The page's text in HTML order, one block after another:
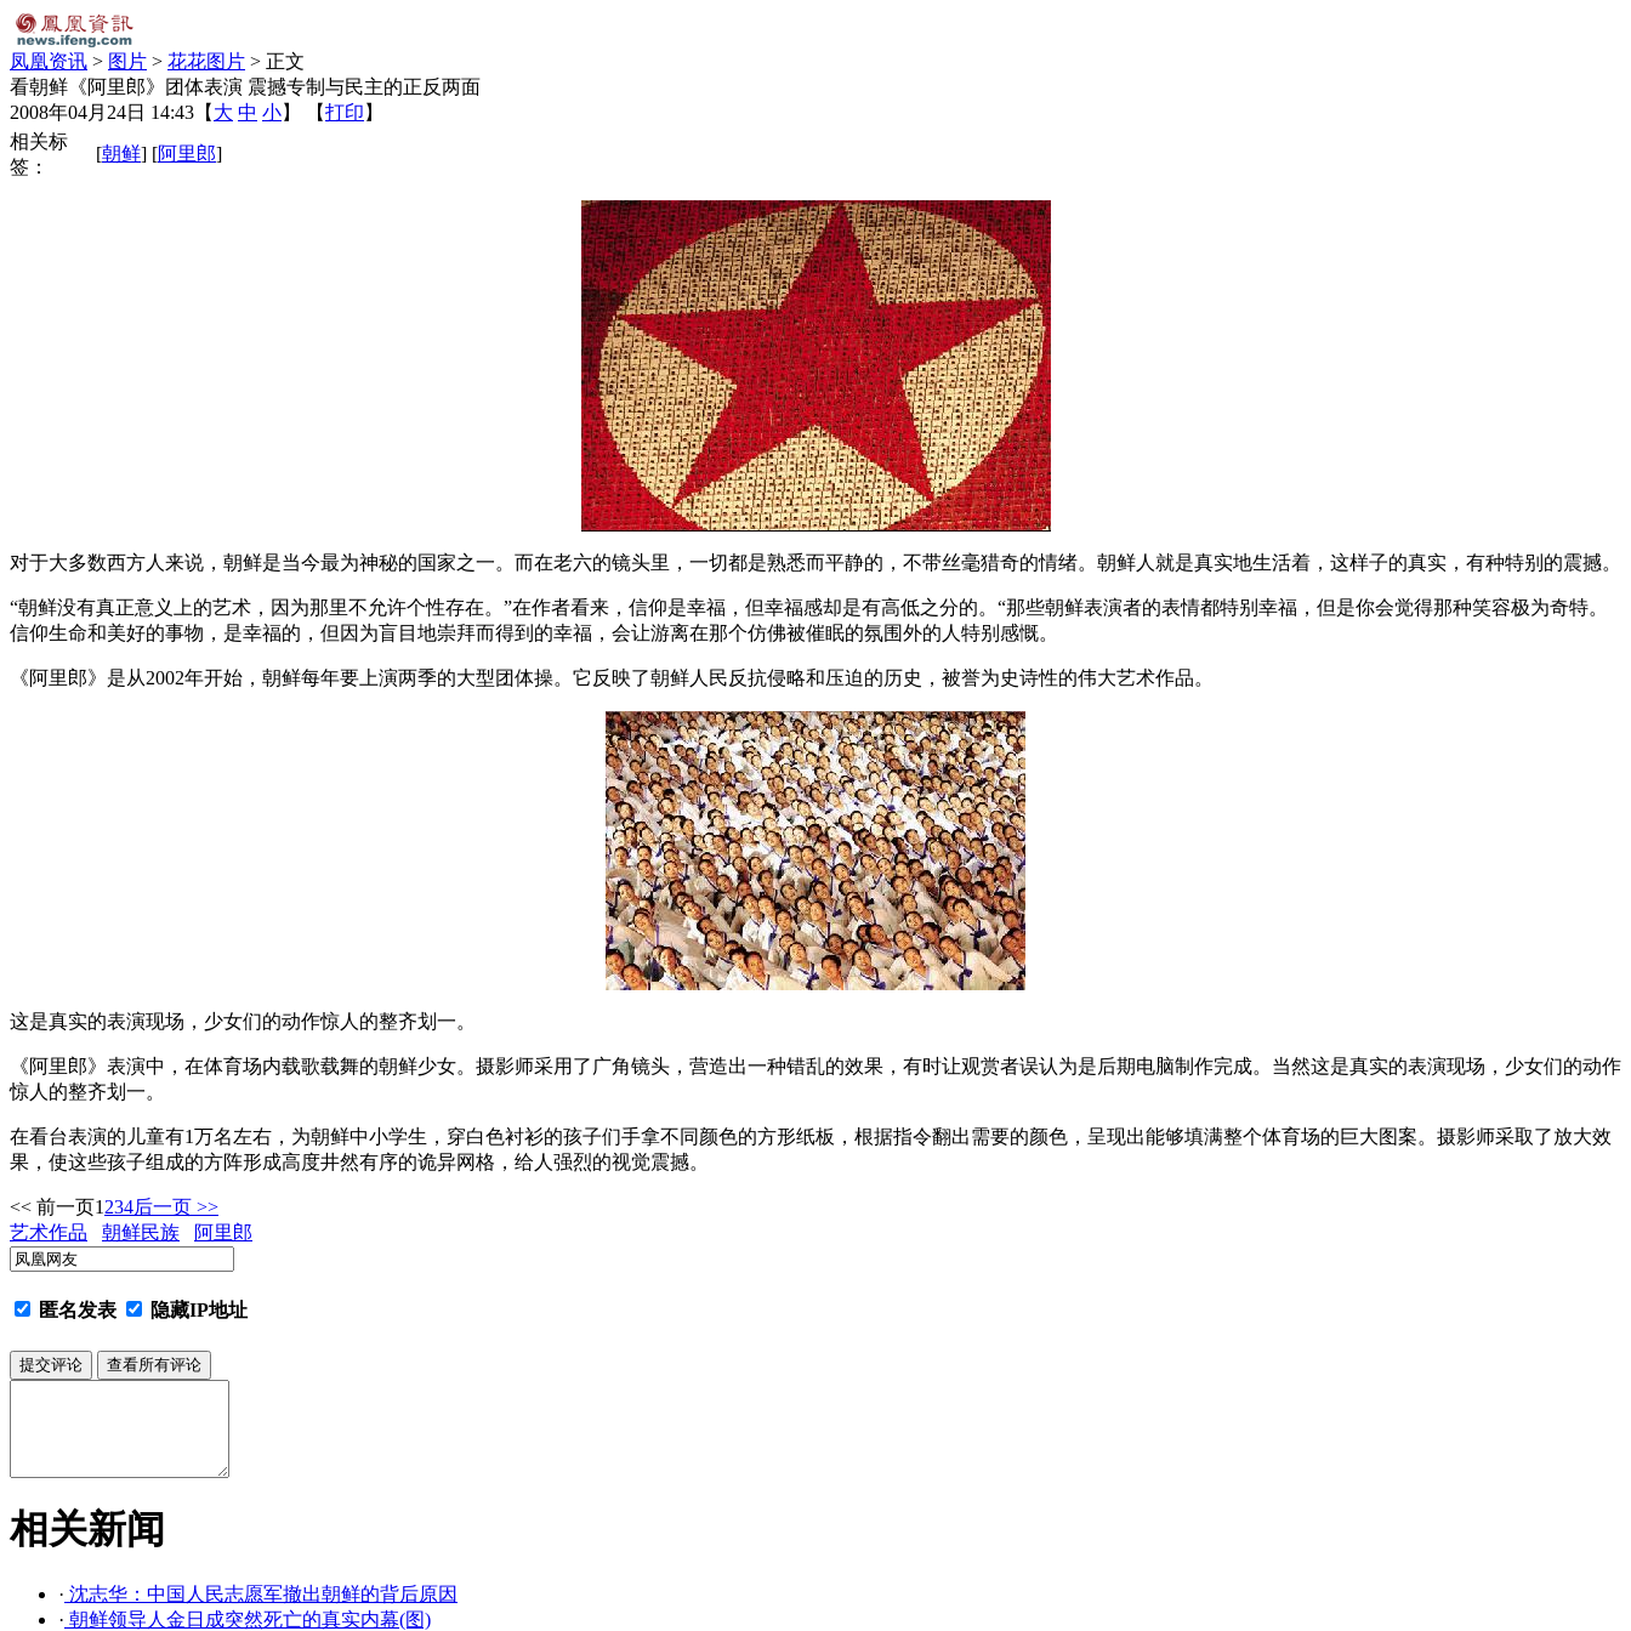
凤凰资讯 > 图片 > 花花图片 > 正文
看朝鲜《阿里郎》团体表演 震撼专制与民主的正反两面
2008年04月24日 14:43 【 大 中 小】 【打印 】
相关标
签：
[朝鲜] [阿里郎]
对于大多数西方人来说，朝鲜是当今最为神秘的国家之一。而在老六的镜头里，一切都是熟悉而平静的，不带丝毫猎奇的情绪。朝鲜人就是真实地生活着，这样子的真实，有种特别的震撼。
“朝鲜没有真正意义上的艺术，因为那里不允许个性存在。”在作者看来，信仰是幸福，但幸福感却是有高低之分的。“那些朝鲜表演者的表情都特别幸福，但是你会觉得那种笑容极为奇特。
信仰生命和美好的事物，是幸福的，但因为盲目地崇拜而得到的幸福，会让游离在那个仿佛被催眠的氛围外的人特别感慨。
《阿里郎》是从2002年开始，朝鲜每年要上演两季的大型团体操。它反映了朝鲜人民反抗侵略和压迫的历史，被誉为史诗性的伟大艺术作品。
这是真实的表演现场，少女们的动作惊人的整齐划一。
《阿里郎》表演中，在体育场内载歌载舞的朝鲜少女。摄影师采用了广角镜头，营造出一种错乱的效果，有时让观赏者误认为是后期电脑制作完成。当然这是真实的表演现场，少女们的动作
惊人的整齐划一。
在看台表演的儿童有1万名左右，为朝鲜中小学生，穿白色衬衫的孩子们手拿不同颜色的方形纸板，根据指令翻出需要的颜色，呈现出能够填满整个体育场的巨大图案。摄影师采取了放大效
果，使这些孩子组成的方阵形成高度井然有序的诡异网格，给人强烈的视觉震撼。
<< 前一页1 234后一页 >>
艺术作品
朝鲜民族 阿里郎
匿名发表 隐藏IP地址
相关新闻
· 沈志华：中国人民志愿军撤出朝鲜的背后原因
· 朝鲜领导人金日成突然死亡的真实内幕(图)